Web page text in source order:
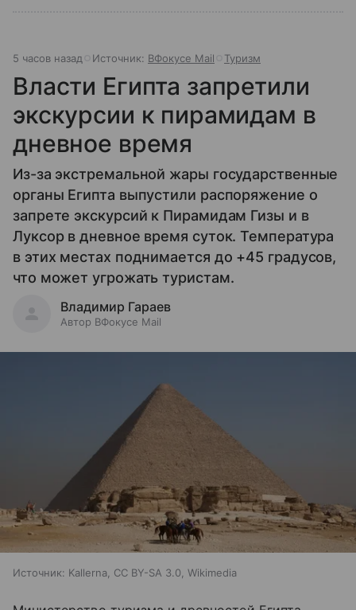
5 часов назад Источник: ВФокусе Mail Туризм
Власти Египта запретили
экскурсии к пирамидам в
дневное время
Из-за экстремальной жары государственные
органы Египта выпустили распоряжение о
запрете экскурсий к Пирамидам Гизы и в
Луксор в дневное время суток. Температура
в этих местах поднимается до +45 градусов,
что может угрожать туристам.
Владимир Гараев
Автор ВФокусе Mail
Источник: Kallerna, CC BY-SA 3.0, Wikimedia